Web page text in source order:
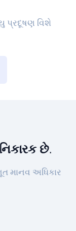
પ્રદૂષણ વિશે
છે.
માનવ અધિકાર